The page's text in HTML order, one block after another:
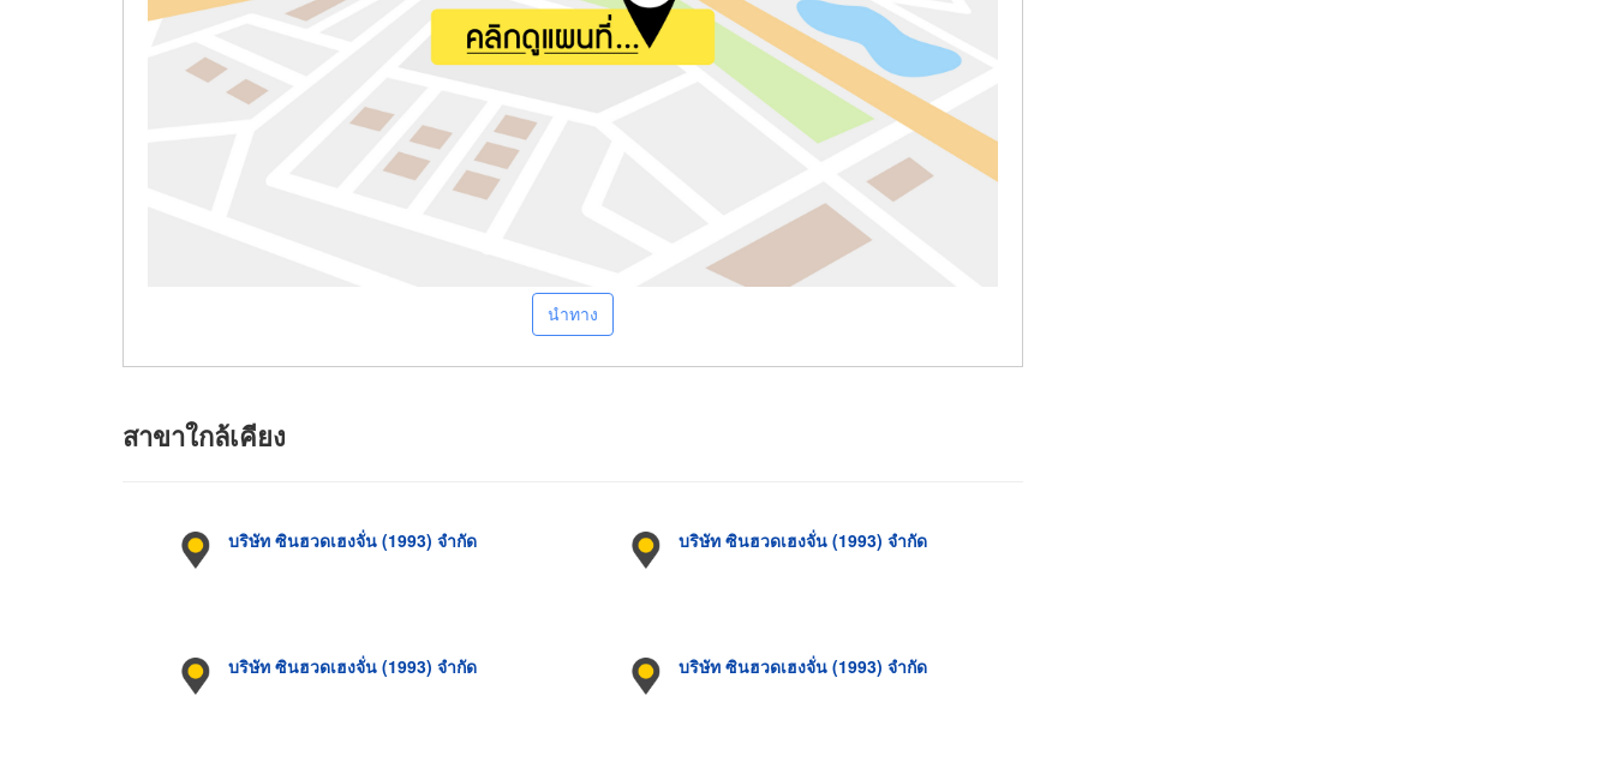
นำทาง
สาขาใกล้เคียง
บริษัท ซินฮวดเฮงจั่น (1993) จำกัด บริษัท ซินฮวดเฮงจั่น (1993) จำกัด
บริษัท ซินฮวดเฮงจั่น (1993) จำกัด บริษัท ซินฮวดเฮงจั่น (1993) จำกัด